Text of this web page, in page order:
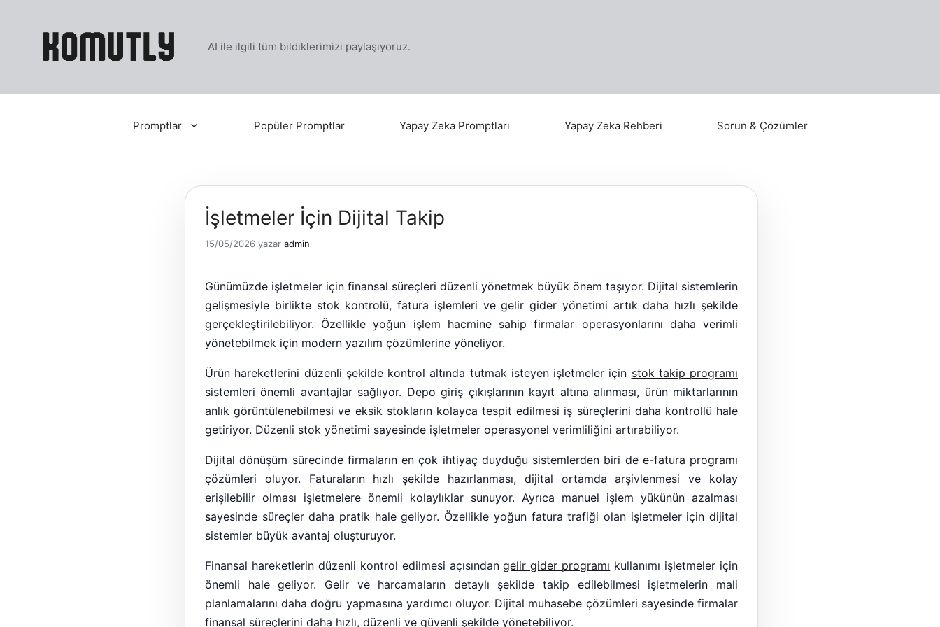
AI ile ilgili tüm bildiklerimizi paylaşıyoruz.
Promptlar Popüler Promptlar Yapay Zeka Promptları Yapay Zeka Rehberi Sorun & Çözümler
İşletmeler İçin Dijital Takip
15/05/2026 yazar admin
Günümüzde işletmeler için finansal süreçleri düzenli yönetmek büyük önem taşıyor. Dijital sistemlerin
gelişmesiyle birlikte stok kontrolü, fatura işlemleri ve gelir gider yönetimi artık daha hızlı şekilde
gerçekleştirilebiliyor. Özellikle yoğun işlem hacmine sahip firmalar operasyonlarını daha verimli
yönetebilmek için modern yazılım çözümlerine yöneliyor.
Ürün hareketlerini düzenli şekilde kontrol altında tutmak isteyen işletmeler için stok takip programı
sistemleri önemli avantajlar sağlıyor. Depo giriş çıkışlarının kayıt altına alınması, ürün miktarlarının
anlık görüntülenebilmesi ve eksik stokların kolayca tespit edilmesi iş süreçlerini daha kontrollü hale
getiriyor. Düzenli stok yönetimi sayesinde işletmeler operasyonel verimliliğini artırabiliyor.
Dijital dönüşüm sürecinde firmaların en çok ihtiyaç duyduğu sistemlerden biri de e-fatura programı
çözümleri oluyor. Faturaların hızlı şekilde hazırlanması, dijital ortamda arşivlenmesi ve kolay
erişilebilir olması işletmelere önemli kolaylıklar sunuyor. Ayrıca manuel işlem yükünün azalması
sayesinde süreçler daha pratik hale geliyor. Özellikle yoğun fatura trafiği olan işletmeler için dijital
sistemler büyük avantaj oluşturuyor.
Finansal hareketlerin düzenli kontrol edilmesi açısındangelir gider programı kullanımı işletmeler için
önemli hale geliyor. Gelir ve harcamaların detaylı şekilde takip edilebilmesi işletmelerin mali
planlamalarını daha doğru yapmasına yardımcı oluyor. Dijital muhasebe çözümleri sayesinde firmalar
finansal süreçlerini daha hızlı, düzenli ve güvenli şekilde yönetebiliyor.